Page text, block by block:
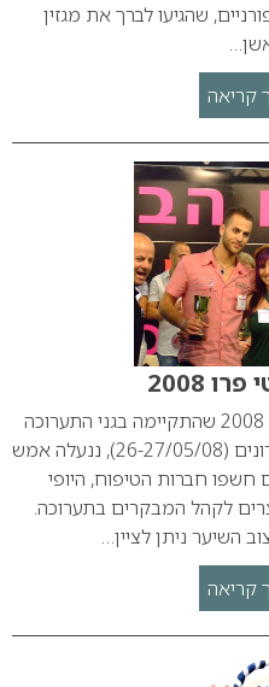
שהגיעו לברך את מגזין
קריאה
2008
תערוכת היופי השנתית, ביוטי פרו 2008 שהתקיימה בגני התערוכה
בתל אביב בימים שני ושלישי האחרונים (26-27/05/08), ננעלה אמש
חשפו חברות הטיפוח, היופי
לקהל המבקרים בתערוכה.
השיער ניתן לציין…
קריאה